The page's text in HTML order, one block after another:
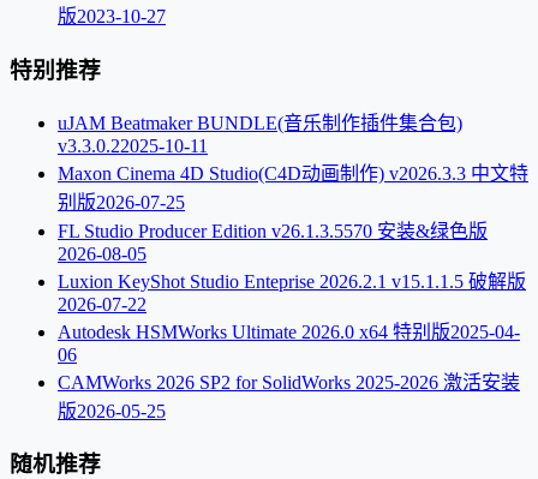
版2023-10-27
特别推荐
uJAM Beatmaker BUNDLE(音乐制作插件集合包)
v3.3.0.22025-10-11
Maxon Cinema 4D Studio(C4D动画制作) v2026.3.3 中文特
别版2026-07-25
FL Studio Producer Edition v26.1.3.5570 安装&绿色版
2026-08-05
Luxion KeyShot Studio Enteprise 2026.2.1 v15.1.1.5 破解版
2026-07-22
Autodesk HSMWorks Ultimate 2026.0 x64 特别版2025-04-
06
CAMWorks 2026 SP2 for SolidWorks 2025-2026 激活安装
版2026-05-25
随机推荐